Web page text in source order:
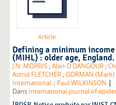
Article
Defining a minimum
(MIHL) : older age,
J.N. MORRIS ;Alan-D DANGOUR ;
Astrid FLETCHER ;GORMAN (Mark)
International. ; Paul WILKINSON |
Dans International journal of